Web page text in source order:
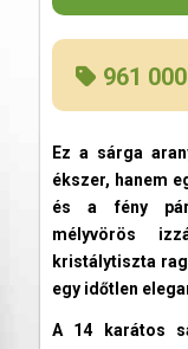
961 000
Ez a sárga
ékszer, hanem
és a fény
mélyvörös
kristálytiszta
egy időtlen
A 14 karátos